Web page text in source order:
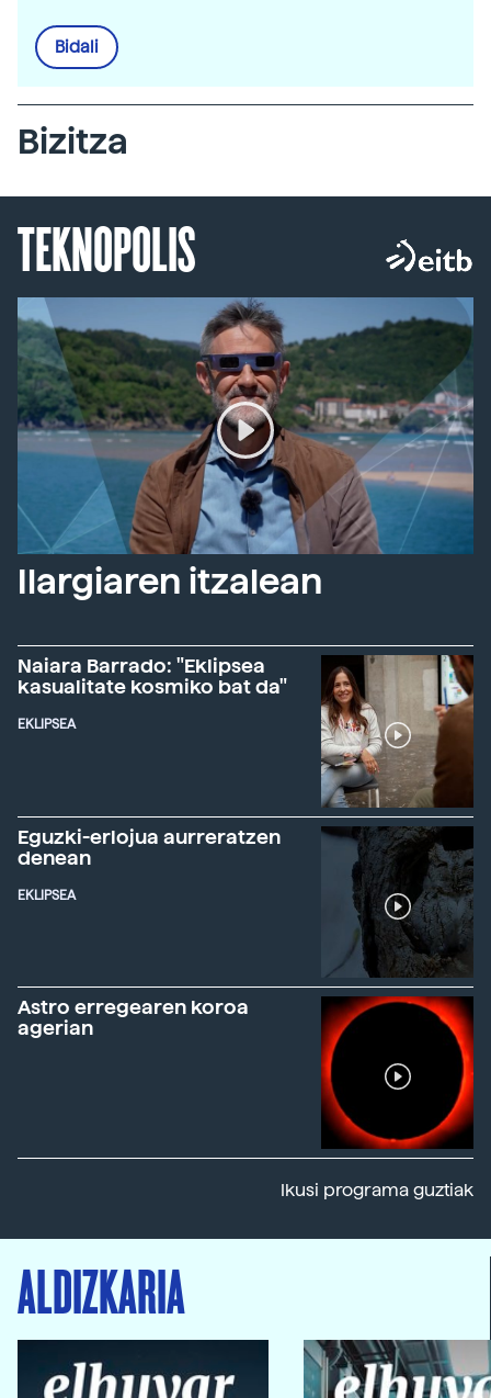
Bidali
Bizitza
TEKNOPOLIS
Ilargiaren itzalean
Naiara Barrado: "Eklipsea
kasualitate kosmiko bat da"
EKLIPSEA
Eguzki-erlojua aurreratzen
denean
EKLIPSEA
Astro erregearen koroa
agerian
Ikusi programa guztiak
ALDIZKARIA